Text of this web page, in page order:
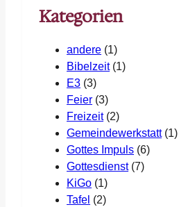
Kategorien
andere (1)
Bibelzeit(1)
E3 (3)
Feier (3)
Freizeit(2)
Gemeindewerkstatt(1)
Gottes Impuls (6)
Gottesdienst(7)
KiGo (1)
Tafel (2)